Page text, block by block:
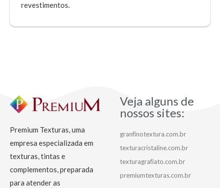
revestimentos.
Premium Texturas, uma
empresa especializada em
texturas, tintas e
complementos, preparada
para atender as
Veja alguns de
nossos sites:
granfinotextura.com.br
texturacristaline.com.br
texturagrafiato.com.br
premiumtexturas.com.br